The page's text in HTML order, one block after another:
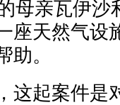
母亲瓦伊沙
座天然气设
助。
这起案件是